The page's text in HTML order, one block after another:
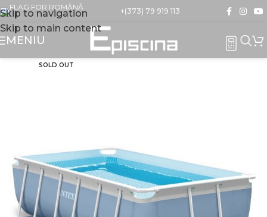
Skip to navigation
Skip to main content
+(373) 79 919 113
MENIU
SOLD OUT